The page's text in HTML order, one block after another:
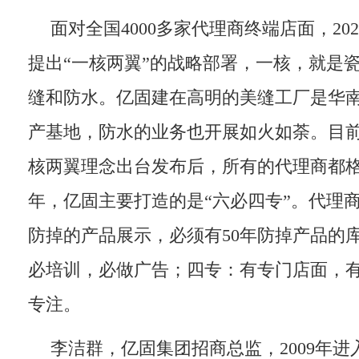
面对全国4000多家代理商终端店面，
提出“一核两翼”的战略部署，一核，就是
缝和防水。亿固建在高明的美缝工厂是华
产基地，防水的业务也开展如火如荼。目
核两翼理念出台发布后，所有的代理商都
年，亿固主要打造的是“六必四专”。代理
防掉的产品展示，必须有50年防掉产品的
必培训，必做广告；四专：有专门店面，
专注。
李洁群，亿固集团招商总监，2009年进